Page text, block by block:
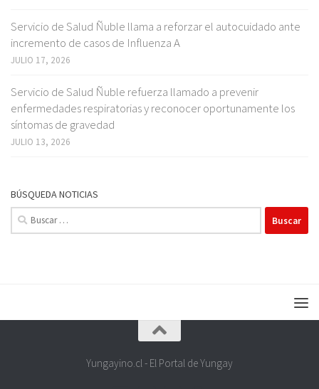
Servicio de Salud Ñuble llama a reforzar el autocuidado ante
incremento de casos de Influenza A
JULIO 17, 2026
Servicio de Salud Ñuble refuerza llamado a prevenir
enfermedades respiratorias y reconocer oportunamente los
síntomas de gravedad
JULIO 13, 2026
BÚSQUEDA NOTICIAS
Buscar:
Yungayino.cl - El Portal de Yungay